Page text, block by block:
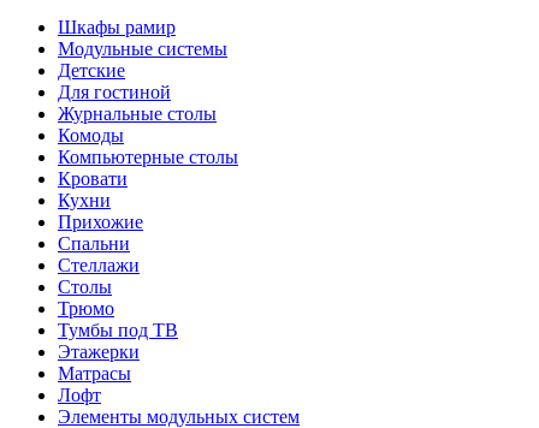
Шкафы рамир
Модульные системы
Детские
Для гостиной
Журнальные столы
Комоды
Компьютерные столы
Кровати
Кухни
Прихожие
Спальни
Стеллажи
Столы
Трюмо
Тумбы под ТВ
Этажерки
Матрасы
Лофт
Элементы модульных систем